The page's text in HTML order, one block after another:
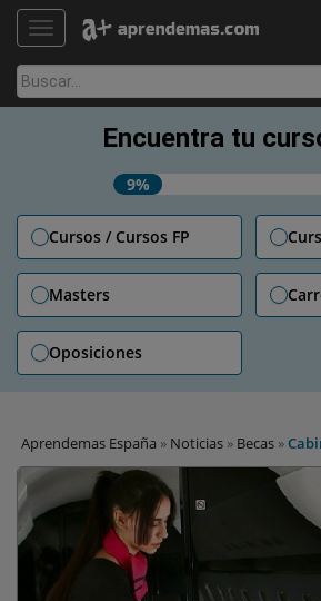
TOGGLE NAVIGATION
Buscar:
Encuentra tu
9%
Cursos / Cursos FP
Masters
Oposiciones
Aprendemas España » Noticias » Becas »
becas para futuras azafatas y auxiliares